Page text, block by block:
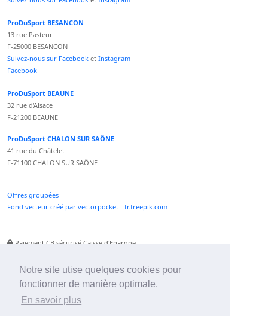
Notre site utise quelques cookies pour
fonctionner de manière optimale.
En savoir plus
ProDuSport BESANCON
13 rue Pasteur
F-25000 BESANCON
Suivez-nous sur Facebook et Instagram
Facebook
ProDuSport BEAUNE
32 rue d'Alsace
F-21200 BEAUNE
ProDuSport CHALON SUR SAÔNE
41 rue du Châtelet
F-71100 CHALON SUR SAÔNE
Offres groupées
Fond vecteur créé par vectorpocket - fr.freepik.com
Paiement CB sécurisé Caisse d'Epargne
Paiement Paypal accepté